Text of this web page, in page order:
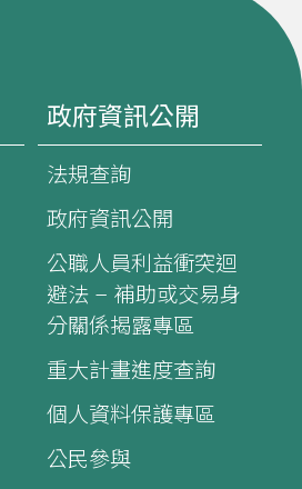
政府資訊公開
法規查詢
政府資訊公開
公職人員利益衝突迴
避法 – 補助或交易身
分關係揭露專區
重大計畫進度查詢
個人資料保護專區
公民參與